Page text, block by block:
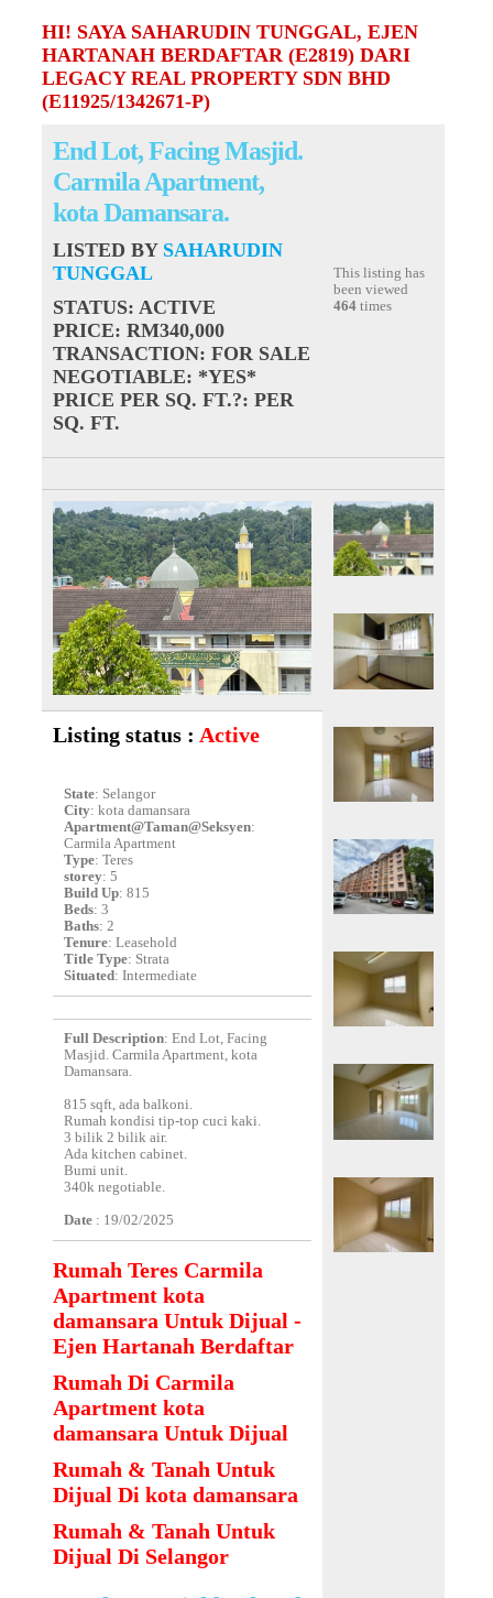
HI! SAYA SAHARUDIN TUNGGAL, EJEN
HARTANAH BERDAFTAR (E2819) DARI
LEGACY REAL PROPERTY SDN BHD
(E11925/1342671-P)
End Lot, Facing Masjid.
Carmila Apartment,
kota Damansara.
LISTED BY SAHARUDIN
TUNGGAL
STATUS: ACTIVE
PRICE: RM340,000
TRANSACTION: FOR SALE
NEGOTIABLE: *YES*
PRICE PER SQ. FT.?: PER
SQ. FT.
This listing has
been viewed
464 times
Listing status : Active
State: Selangor
City: kota damansara
Apartment@Taman@Seksyen:
Carmila Apartment
Type: Teres
storey: 5
Build Up: 815
Beds: 3
Baths: 2
Tenure: Leasehold
Title Type: Strata
Situated: Intermediate
Full Description: End Lot, Facing
Masjid. Carmila Apartment, kota
Damansara.
815 sqft, ada balkoni.
Rumah kondisi tip-top cuci kaki.
3 bilik 2 bilik air.
Ada kitchen cabinet.
Bumi unit.
340k negotiable.
Date : 19/02/2025
Rumah Teres Carmila
Apartment kota
damansara Untuk Dijual -
Ejen Hartanah Berdaftar
Rumah Di Carmila
Apartment kota
damansara Untuk Dijual
Rumah & Tanah Untuk
Dijual Di kota damansara
Rumah & Tanah Untuk
Dijual Di Selangor